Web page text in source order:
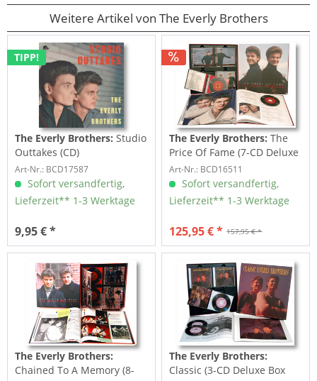
Weitere Artikel von The Everly Brothers
TIPP!
The Everly Brothers:Studio
Outtakes (CD)
Art-Nr.: BCD17587
Sofort versandfertig,
Lieferzeit** 1-3 Werktage
9,95 € *
The Everly Brothers:The
Price Of Fame (7-CD Deluxe
Box Set)
Art-Nr.: BCD16511
Sofort versandfertig,
Lieferzeit** 1-3 Werktage
157,95 € *
125,95 € *
The Everly Brothers:
Chained To A Memory (8-
The Everly Brothers:
Classic (3-CD Deluxe Box